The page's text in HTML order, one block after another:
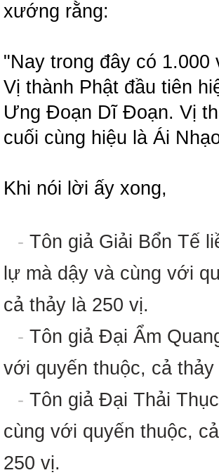
xướng rằng:
"Nay trong đây có 1.000
Vị thành Phật đầu tiên
Ưng Đoạn Dĩ Đoạn. Vị
cuối cùng hiệu là Ái
Khi nói lời ấy xong,
- Tôn giả Giải Bổn Tế
lự mà dậy và cùng với
cả thảy là 250 vị.
- Tôn giả Đại Ẩm
với quyến thuộc, cả thảy
- Tôn giả Đại Thải
cùng với quyến thuộc,
250 vị.